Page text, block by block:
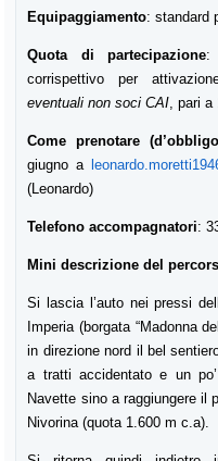
Equipaggiamento: standard
Quota di partecipazione:
corrispettivo per
eventuali non soci CAI, pari a
Come prenotare
giugno a
(Leonardo)
Telefono accompagnatori:
Mini descrizione del
Si lascia l’auto nei pressi
Imperia (borgata “Madonna
in direzione nord il bel
a tratti accidentato e un
Navette sino a raggiungere il
Nivorina (quota 1.600 m c.a).